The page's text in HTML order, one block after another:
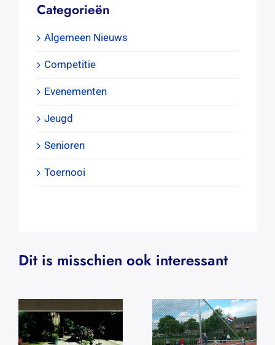
Categorieën
Algemeen Nieuws
Competitie
Evenementen
Jeugd
Senioren
Toernooi
Dit is misschien ook interessant